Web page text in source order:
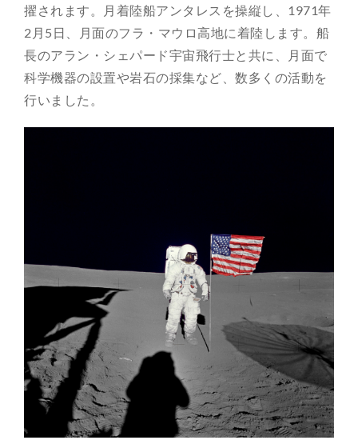
擢されます。月着陸船アンタレスを操縦し、1971年
2月5日、月面のフラ・マウロ高地に着陸します。船
長のアラン・シェパード宇宙飛行士と共に、月面で
科学機器の設置や岩石の採集など、数多くの活動を
行いました。